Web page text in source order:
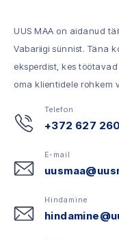
UUS MAA on aidanud
Vabariigi sünnist. Täna
eksperdist, kes
oma klientidele rohkem
Telefon
+372 627
E-mail
Hindamine